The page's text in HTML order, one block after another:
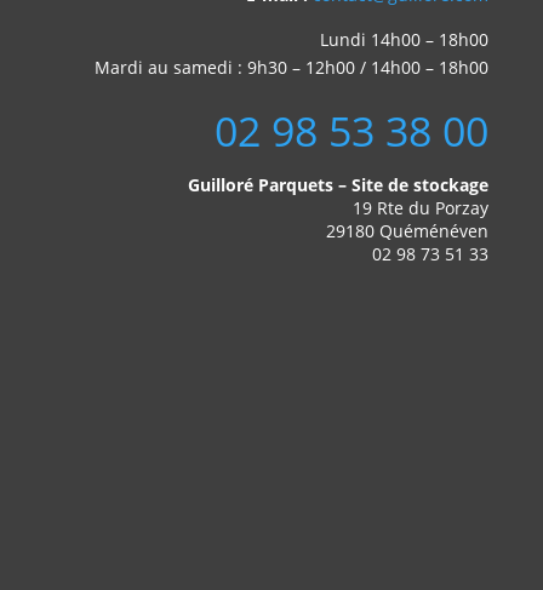
Lundi 14h00 – 18h00
Mardi au samedi : 9h30 – 12h00 / 14h00 – 18h00
02 98 53 38 00
Guilloré Parquets – Site de stockage
19 Rte du Porzay
29180 Quéménéven
02 98 73 51 33